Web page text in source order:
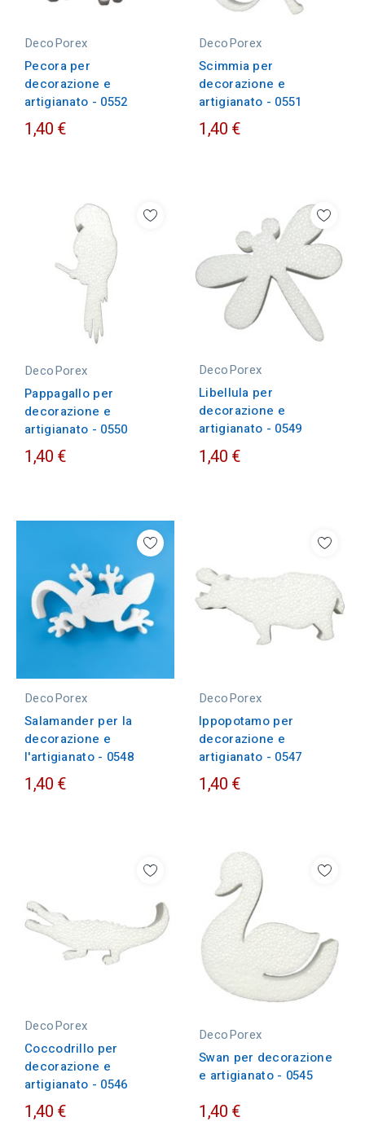
DecoPorex
Pecora per
decorazione e
artigianato - 0552
1,40 €
DecoPorex
Scimmia per
decorazione e
artigianato - 0551
1,40 €
DecoPorex
Pappagallo per
decorazione e
artigianato - 0550
1,40 €
DecoPorex
Libellula per
decorazione e
artigianato - 0549
1,40 €
DecoPorex
Salamander per la
decorazione e
l'artigianato - 0548
1,40 €
DecoPorex
Ippopotamo per
decorazione e
artigianato - 0547
1,40 €
DecoPorex
Coccodrillo per
decorazione e
artigianato - 0546
1,40 €
DecoPorex
Swan per decorazione
e artigianato - 0545
1,40 €